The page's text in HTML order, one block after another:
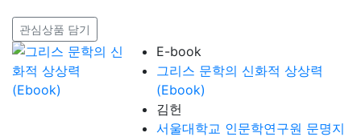
관심상품 담기
E-book
그리스 문학의 신화적 상상력
(Ebook)
김헌
서울대학교 인문학연구원 문명지